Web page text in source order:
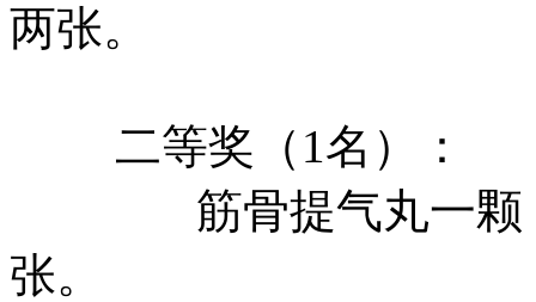
两张。
二等奖（1名）：
筋骨提气丸一
张。